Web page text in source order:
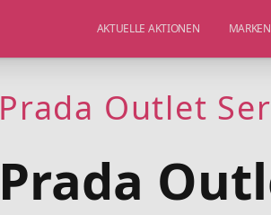
AKTUELLE AKTIONEN MARKEN
Prada Outlet
Prada